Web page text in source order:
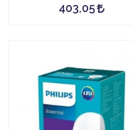
403,05